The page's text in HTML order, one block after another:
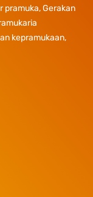
pramuka, Gerakan
kepramukaan,